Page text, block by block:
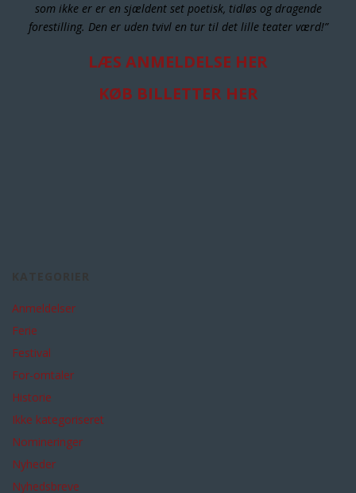
som ikke er er en sjældent set poetisk, tidløs og dragende
forestilling. Den er uden tvivl en tur til det lille teater værd!”
LÆS ANMELDELSE HER
KØB BILLETTER HER
Anmeldelser
Ferie
Festival
For-omtaler
Historie
Ikke kategoriseret
Nomineringer
Nyheder
Nyhedsbreve